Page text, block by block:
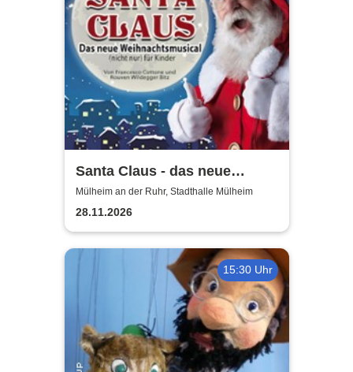
Santa Claus - das neue
Weihnachtsmusical (nicht
nur) für Kinder
Mülheim an der Ruhr, Stadthalle Mülheim
28.11.2026
15:30 Uhr